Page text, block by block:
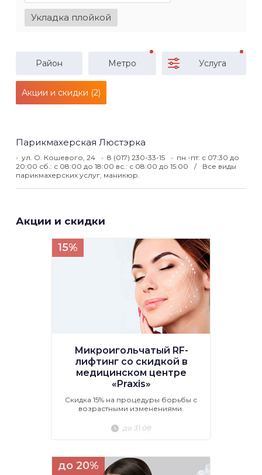
Укладка плойкой
Район Метро Услуга
Акции и скидки (2)
Парикмахерская Люстэрка
ул. О. Кошевого, 24 8 (017) 230-33-15
пн.-пт: с 07:30 до
20:00 сб.: с 08:00 до 18:00 вс.: с 08:00 до 15:00
Все виды
парикмахерских услуг, маникюр.
Акции и скидки
15%
Микроигольчатый RF-
лифтинг со скидкой в
медицинском центре
«Praxis»
Скидка 15% на процедуры борьбы с
возрастными изменениями.
до 31.08
до 20%